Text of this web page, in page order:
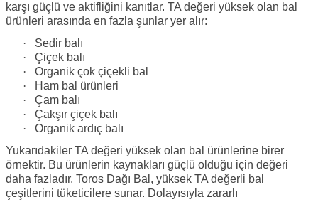
karşı güçlü ve aktifliğini kanıtlar. TA değeri yüksek olan bal
ürünleri arasında en fazla şunlar yer alır:
·
Sedir balı
·
Çiçek balı
·
Organik çok çiçekli bal
·
Ham bal ürünleri
·
Çam balı
·
Çakşır çiçek balı
·
Organik ardıç balı
Yukarıdakiler TA değeri yüksek olan bal ürünlerine birer
örnektir. Bu ürünlerin kaynakları güçlü olduğu için değeri
daha fazladır. Toros Dağı Bal, yüksek TA değerli bal
çeşitlerini tüketicilere sunar. Dolayısıyla zararlı